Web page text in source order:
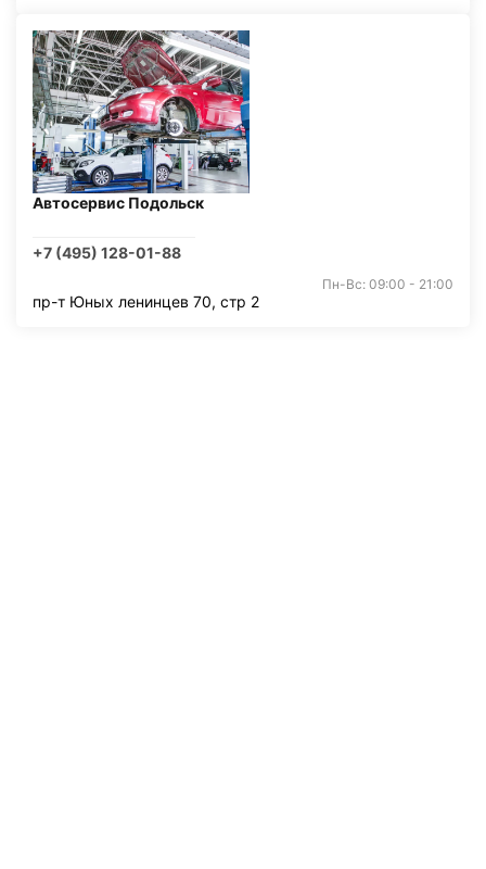
Автосервис Подольск
+7 (495) 128-01-88
Пн-Вс: 09:00 - 21:00
пр-т Юных ленинцев 70, стр 2